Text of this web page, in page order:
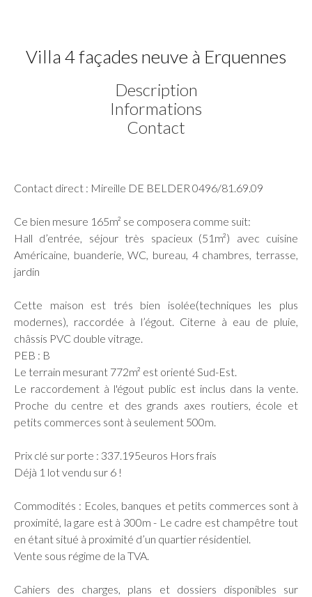
Villa 4 façades neuve à Erquennes
Description
Informations
Contact
Contact direct : Mireille DE BELDER 0496/81.69.09
Ce bien mesure 165m² se composera comme suit:
Hall d’entrée, séjour très spacieux (51m²) avec cuisine
Américaine, buanderie, WC, bureau, 4 chambres, terrasse,
jardin
Cette maison est trés bien isolée(techniques les plus
modernes), raccordée à l’égout. Citerne à eau de pluie,
châssis PVC double vitrage.
PEB : B
Le terrain mesurant 772m² est orienté Sud-Est.
Le raccordement à l'égout public est inclus dans la vente.
Proche du centre et des grands axes routiers, école et
petits commerces sont à seulement 500m.
Prix clé sur porte : 337.195euros Hors frais
Déjà 1 lot vendu sur 6 !
Commodités : Ecoles, banques et petits commerces sont à
proximité, la gare est à 300m - Le cadre est champêtre tout
en étant situé à proximité d’un quartier résidentiel.
Vente sous régime de la TVA.
Cahiers des charges, plans et dossiers disponibles sur